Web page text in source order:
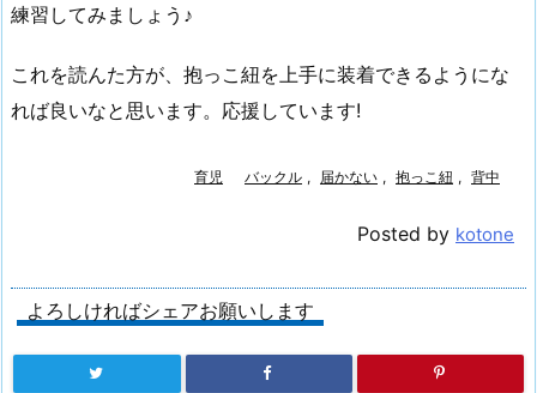
練習してみましょう♪
これを読んた方が、抱っこ紐を上手に装着できるようにな
れば良いなと思います。応援しています!
育児 バックル , 届かない , 抱っこ紐 , 背中
Posted by kotone
よろしければシェアお願いします